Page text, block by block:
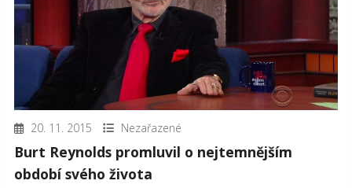
20. 11. 2015 Nezařazené
Burt Reynolds promluvil o nejtemnějším
období svého života